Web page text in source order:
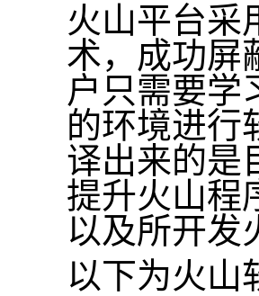
火山平台采
术，成功屏
户只需要学
的环境进行
译出来的是
提升火山程
以及所开发
以下为火山